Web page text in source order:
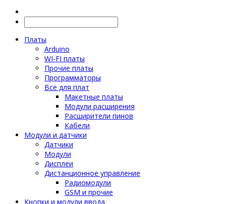
Платы
Arduino
WI-FI платы
Прочие платы
Программаторы
Все для плат
Макетные платы
Модули расширения
Расширители пинов
Кабели
Модули и датчики
Датчики
Модули
Дисплеи
Дистанционное управление
Радиомодули
GSM и прочие
Кнопки и модули ввода